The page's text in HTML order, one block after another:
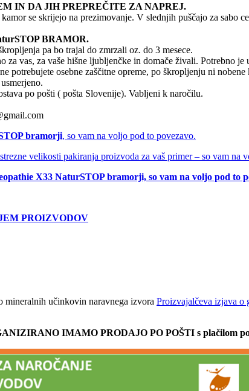
IN DA JIH PREPREČITE ZA NAPREJ.
se skrijejo na prezimovanje. V slednjih puščajo za sabo
BRAMOR.
pa bo trajal do zmrzali oz. do 3 mesece.
vas, za vaše hišne ljubljenčke in domače živali. Potrebno
potrebujete osebne zaščitne opreme, po škropljenju ni
po pošti ( pošta Slovenije). Vabljeni k naročilu.
bramorji, so vam na voljo pod to povezavo.
velikosti pakiranja proizvoda za vaš primer – so vam na
X33 NaturSTOP bramorji, so vam na voljo pod to
PROIZVODOV
učinkovin naravnega izvora Proizvajalčeva izjava o
IMAMO PRODAJO PO POŠTI s plačilom